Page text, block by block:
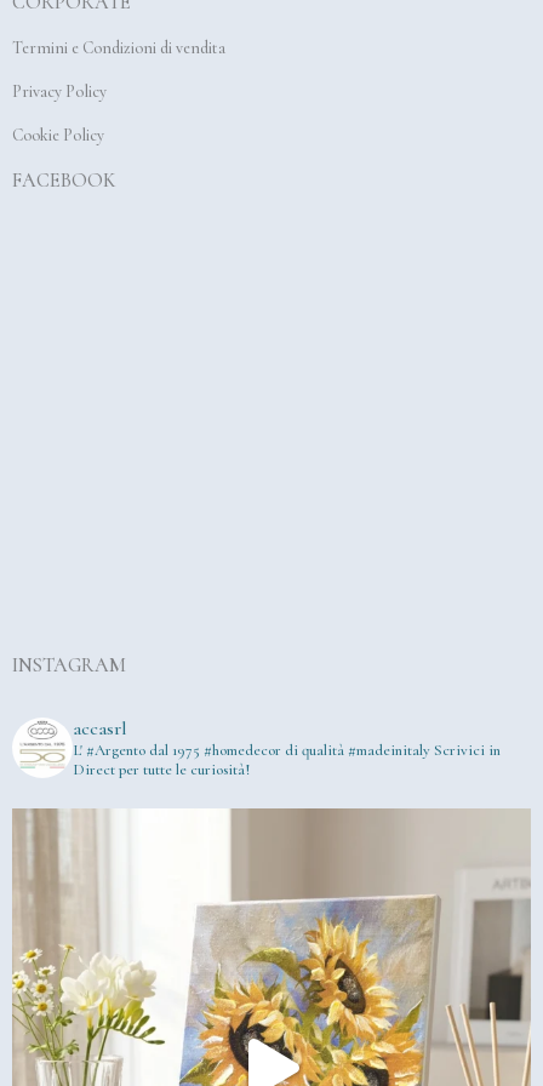
o
o
g
r
e
Termini e Condizioni di vendita
Privacy Policy
Cookie Policy
FACEBOOK
INSTAGRAM
accasrl
L' #Argento dal 1975 #homedecor di qualità #madeinitaly Scrivici in
Direct per tutte le curiosità!